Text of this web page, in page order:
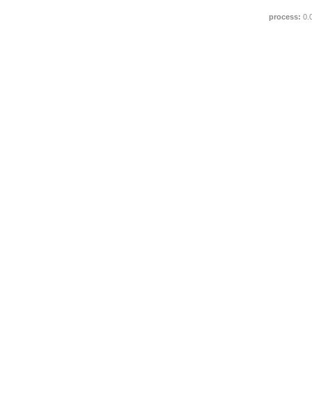
process: